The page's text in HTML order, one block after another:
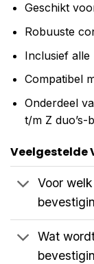
Geschikt
Robuuste
Inclusief alle
Compatibel
Onderdeel
t/m Z duo’s-
Veelgestelde
Voor
Wat